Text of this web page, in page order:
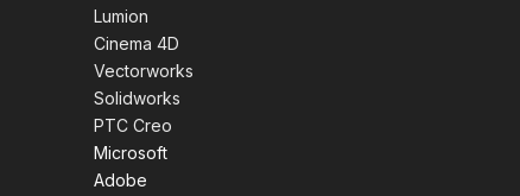
Lumion
Cinema 4D
Vectorworks
Solidworks
PTC Creo
Microsoft
Adobe